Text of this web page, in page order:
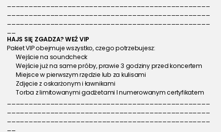
HAJS SIĘ ZGADZA? WEŹ VIP
Pakiet VIP obejmuje wszystko, czego potrzebujesz:
Wejście na soundcheck
Wejście już na same próby, prawie 3 godziny przed koncertem
Miejsce w pierwszym rzędzie lub za kulisami
Zdjęcie z oskarżonym i ławnikami
Torba z limitowanymi gadżetami I numerowanym certyfikatem